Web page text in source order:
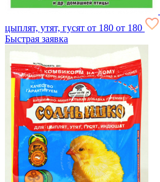
цыплят, утят, гусят от 180 от 180
Быстрая заявка